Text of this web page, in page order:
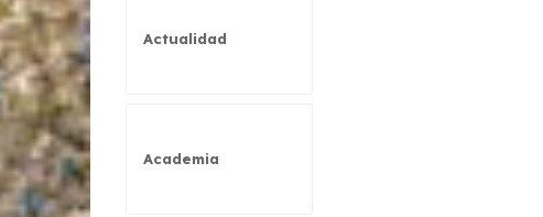
Actualidad
Academia